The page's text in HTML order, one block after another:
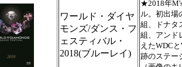
ワールド・ダイヤ
モンズ/ダンス・フ
ェスティバル・
2018(ブルーレイ)
★2018年
ル。初出場
組、ドナタ
組、アンド
えたWDC
跡のステー